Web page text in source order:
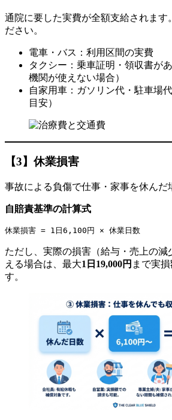
通院に要した実費が全額支給されます
ださい。
電車・バス：利用区間の実費
タクシー：乗車証明・領収書が
機関が使えない場合）
自家用車：ガソリン代・駐車場
目安）
【3】休業損害
事故による負傷で仕事・家事を休んだ
自賠責基準の計算式
ただし、実際の損害（給与・売上の減
える場合は、最大1日19,000円 まで実
す。